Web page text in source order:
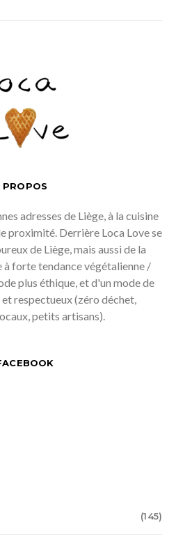
PROPOS
adresses de Liège, à la cuisine
proximité. Derrière Loca Love se
de Liège, mais aussi de la
forte tendance végétalienne /
plus éthique, et d'un mode de
respectueux (zéro déchet,
petits artisans).
(145)